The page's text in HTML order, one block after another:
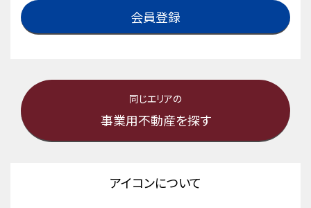
会員登録
同じエリアの
事業用不動産を探す
アイコンについて